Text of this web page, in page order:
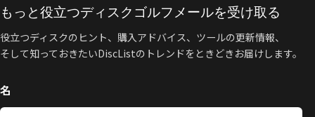
もっと役立つディスクゴルフメールを受け取る
役立つディスクのヒント、購入アドバイス、ツールの更新情報、
そして知っておきたいDiscListのトレンドをときどきお届けします。
名